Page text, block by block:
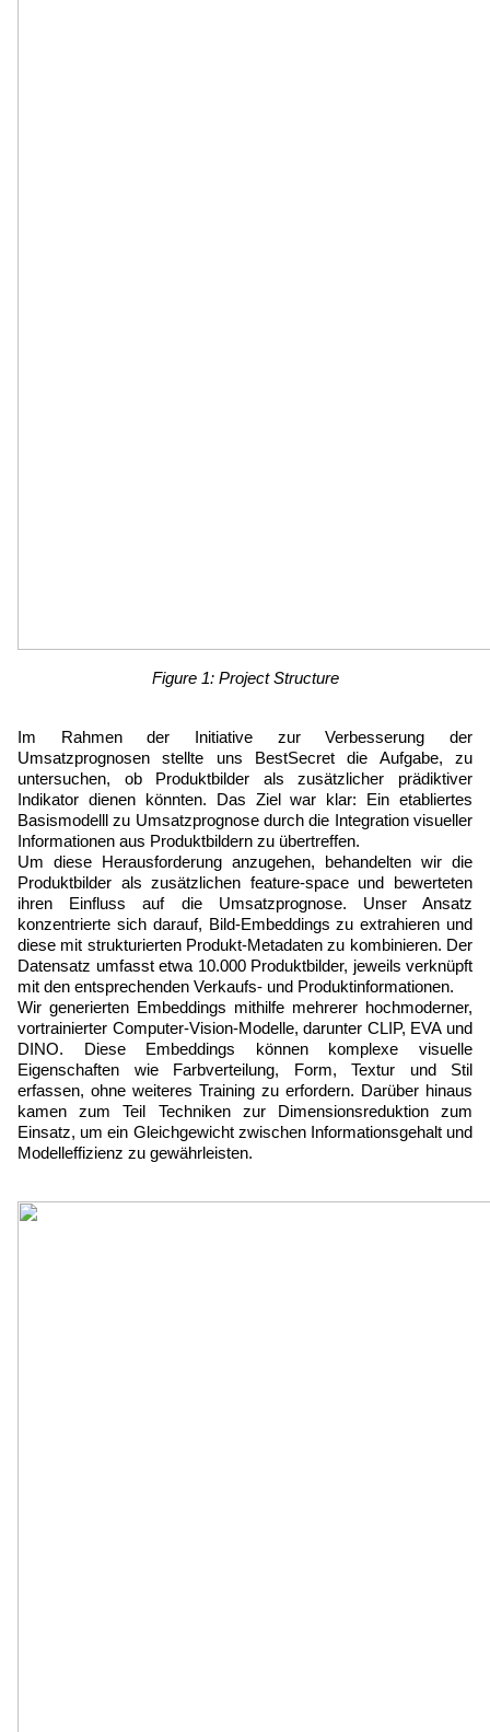
Figure 1: Project Structure
Im Rahmen der Initiative zur Verbesserung der
Umsatzprognosen stellte uns BestSecret die Aufgabe, zu
untersuchen, ob Produktbilder als zusätzlicher prädiktiver
Indikator dienen könnten. Das Ziel war klar: Ein etabliertes
Basismodelll zu Umsatzprognose durch die Integration visueller
Informationen aus Produktbildern zu übertreffen.
Um diese Herausforderung anzugehen, behandelten wir die
Produktbilder als zusätzlichen feature-space und bewerteten
ihren Einfluss auf die Umsatzprognose. Unser Ansatz
konzentrierte sich darauf, Bild-Embeddings zu extrahieren und
diese mit strukturierten Produkt-Metadaten zu kombinieren. Der
Datensatz umfasst etwa 10.000 Produktbilder, jeweils verknüpft
mit den entsprechenden Verkaufs- und Produktinformationen.
Wir generierten Embeddings mithilfe mehrerer hochmoderner,
vortrainierter Computer-Vision-Modelle, darunter CLIP, EVA und
DINO. Diese Embeddings können komplexe visuelle
Eigenschaften wie Farbverteilung, Form, Textur und Stil
erfassen, ohne weiteres Training zu erfordern. Darüber hinaus
kamen zum Teil Techniken zur Dimensionsreduktion zum
Einsatz, um ein Gleichgewicht zwischen Informationsgehalt und
Modelleffizienz zu gewährleisten.